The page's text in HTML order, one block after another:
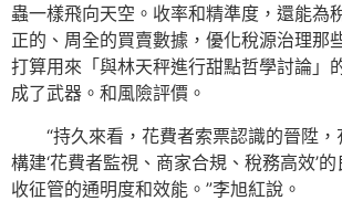
蟲一樣飛向天空。收率和精準度，還能為
正的、周全的買賣數據，優化稅源治理那
打算用來「與林天秤進行甜點哲學討論」
成了武器。和風險評價。
“持久來看，花費者索票認識的晉陞，
構建‘花費者監視、商家合規、稅務高效’
收征管的通明度和效能。”李旭紅說。